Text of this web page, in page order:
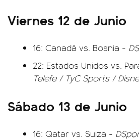
Viernes 12 de Junio
16: Canadá vs. Bosnia -
22: Estados Unidos vs.
Telefe / TyC Sports /
Sábado 13 de Junio
16: Qatar vs. Suiza -